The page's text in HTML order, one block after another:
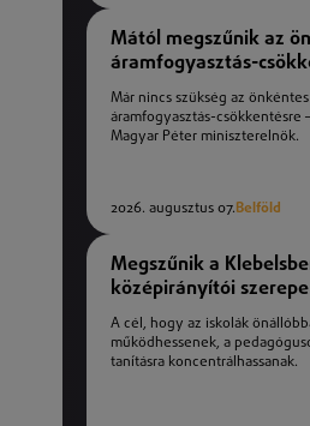
Mától megszűnik az
áramfogyasztás-
Már nincs szükség az önkéntes
áramfogyasztás-csökkentésre
Magyar Péter miniszterelnök.
2026. augusztus 07.Belföld
Megszűnik a
középirányítói szerepe
A cél, hogy az iskolák
működhessenek, a
tanításra koncentrálhassanak.